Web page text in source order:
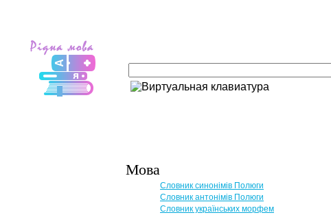
Мова
Словник синонімів Полюги
Словник антонімів Полюги
Словник українських морфем